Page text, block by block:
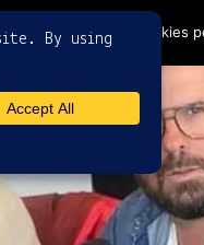
l'utilisation de